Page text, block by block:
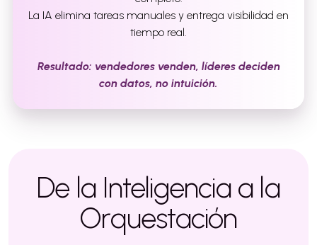
La IA elimina tareas manuales y entrega visibilidad en
tiempo real.
Resultado: vendedores venden, líderes deciden
con datos, no intuición.
De la Inteligencia a la
Orquestación